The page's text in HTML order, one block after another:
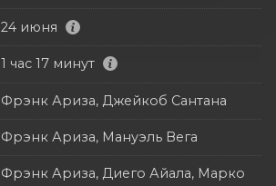
24 июня
1 час 17 минут
Фрэнк Ариза, Джейкоб Сантана
Фрэнк Ариза, Мануэль Вега
Фрэнк Ариза, Диего Айала, Марко